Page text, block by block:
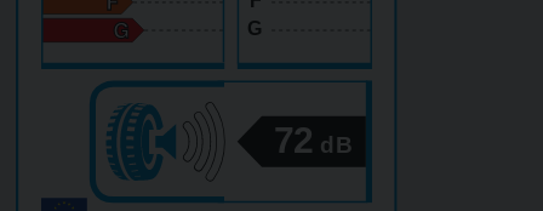
G
72 dB